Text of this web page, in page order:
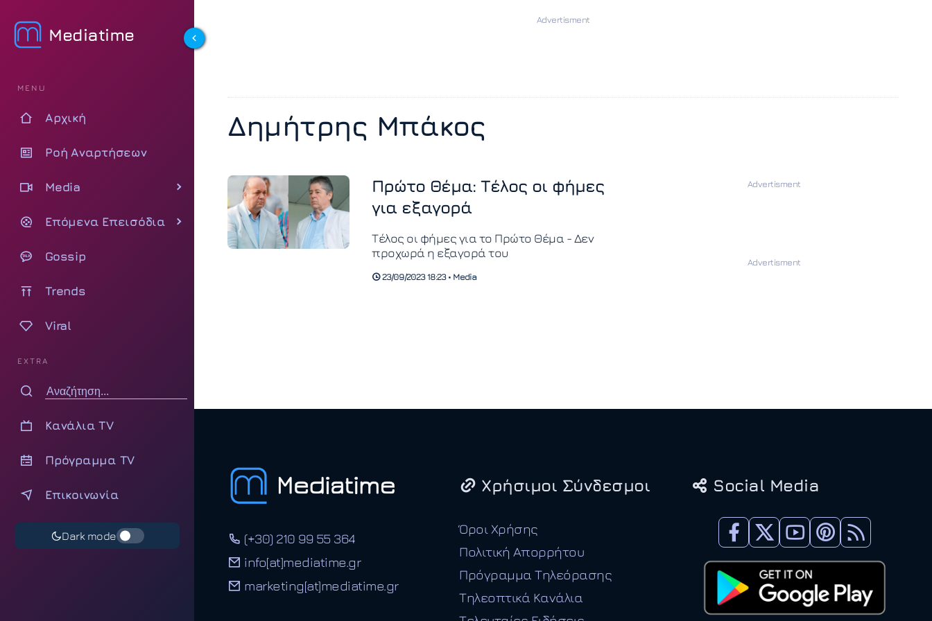
Mediatime
MENU
Αρχική
Ροή Αναρτήσεων
Media
Επόμενα Επεισόδια
Gossip
Trends
Viral
EXTRA
Κανάλια TV
Πρόγραμμα TV
Επικοινωνία
Dark mode
Δημήτρης Μπάκος
Πρώτο Θέμα: Τέλος οι φήμες
για εξαγορά
Τέλος οι φήμες για το Πρώτο Θέμα - Δεν
προχωρά η εξαγορά του
23/09/2023 18:23 • Media
(+30) 210 99 55 364
info[at]mediatime.gr
marketing[at]mediatime.gr
Χρήσιμοι Σύνδεσμοι
Όροι Χρήσης
Πολιτική Απορρήτου
Πρόγραμμα Τηλεόρασης
Τηλεοπτικά Κανάλια
Social Media